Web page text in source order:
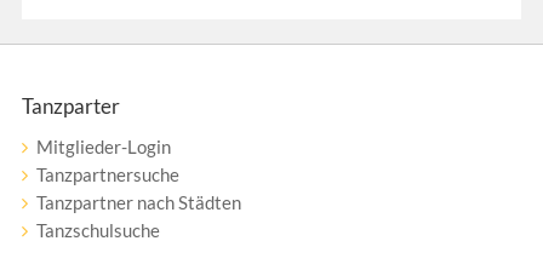
Tanzparter
Mitglieder-Login
Tanzpartnersuche
Tanzpartner nach Städten
Tanzschulsuche